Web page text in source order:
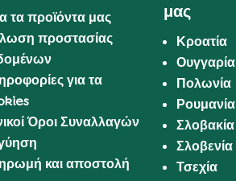
τα προϊόντα μας
προστασίας
για τα
Όροι Συναλλαγών
και αποστολή
μας
Κροατία
Ουγγαρία
Πολωνία
Ρουμανία
Σλοβακία
Σλοβενία
Τσεχία